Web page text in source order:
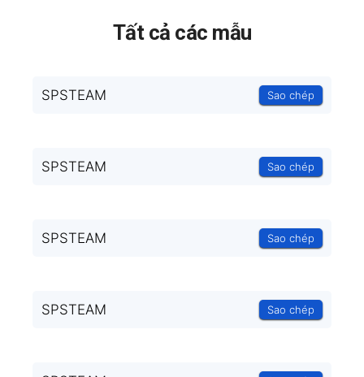
Tất cả các mẫu
SPSTEAM Sao chép
SPSTEAM Sao chép
SPSTEAM Sao chép
SPSTEAM Sao chép